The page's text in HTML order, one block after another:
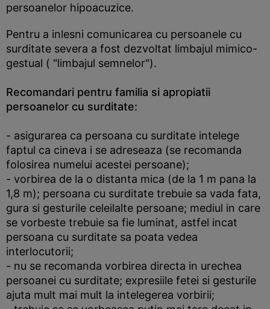
persoanelor hipoacuzice.
Pentru a inlesni comunicarea cu persoanele cu
surditate severa a fost dezvoltat limbajul mimico-
gestual ( "limbajul semnelor").
Recomandari pentru familia si apropiatii
persoanelor cu surditate:
- asigurarea ca persoana cu surditate intelege
faptul ca cineva i se adreseaza (se recomanda
folosirea numelui acestei persoane);
- vorbirea de la o distanta mica (de la 1 m pana la
1,8 m); persoana cu surditate trebuie sa vada fata,
gura si gesturile celeilalte persoane; mediul in care
se vorbeste trebuie sa fie luminat, astfel incat
persoana cu surditate sa poata vedea
interlocutorii;
- nu se recomanda vorbirea directa in urechea
persoanei cu surditate; expresiile fetei si gesturile
ajuta mult mai mult la intelegerea vorbirii;